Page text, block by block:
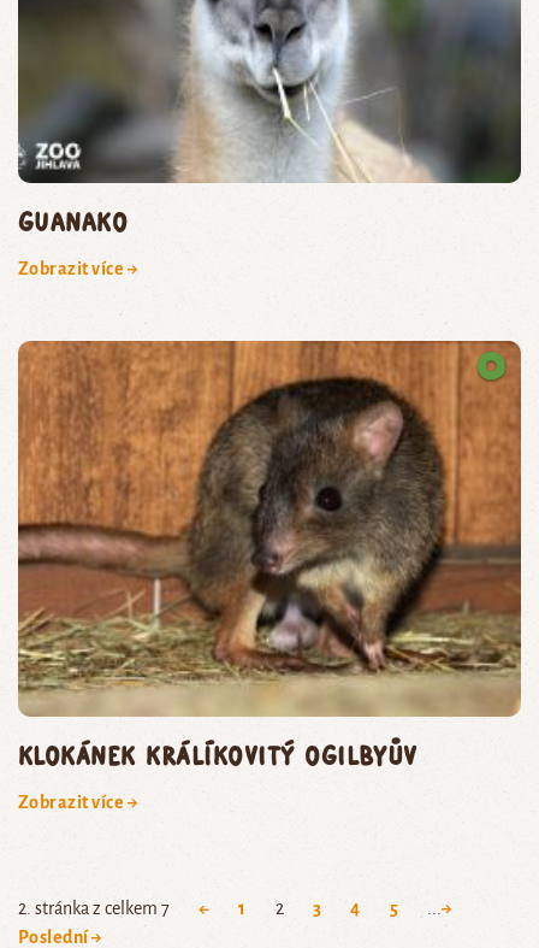
guanako
Zobrazit více →
klokánek králíkovitý Ogilbyův
Zobrazit více →
2. stránka z celkem 7 ← 1 2 3 4 5 ...→
Poslední →